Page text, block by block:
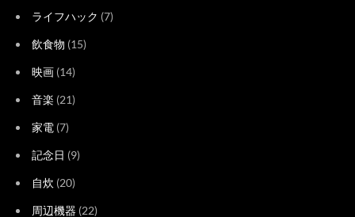
ライフハック (7)
飲食物 (15)
映画 (14)
音楽 (21)
家電 (7)
記念日 (9)
自炊 (20)
周辺機器 (22)